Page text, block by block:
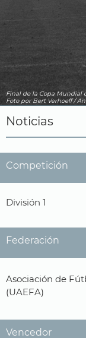
Final de la Copa Mundial
Fotopor Bert Verhoeff /
Noticias
Competición
División 1
Federación
Asociación de
(UAEFA)
Vencedor